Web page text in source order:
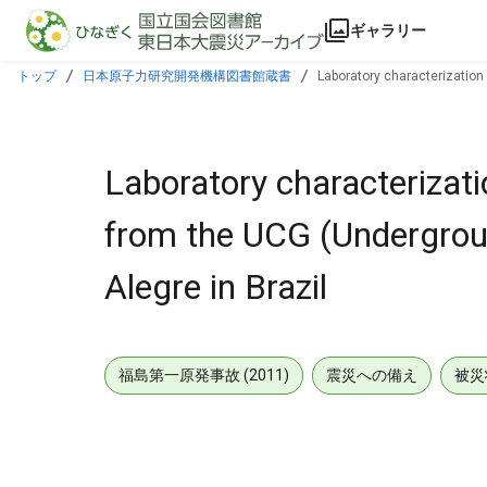
本文に飛ぶ
ギャラリー
トップ 日本原子力研究開発機構図書館蔵書 Laboratory
Laboratory
from the UCG
Alegre in Brazil
福島第一原発事故 (2011) 震災への備え 被災